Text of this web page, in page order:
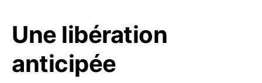
Une libération
anticipée